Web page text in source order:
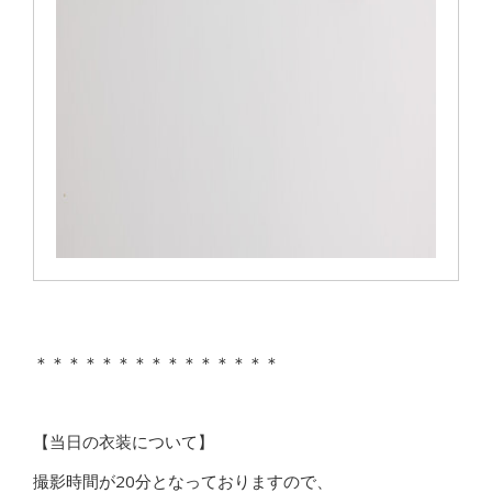
＊＊＊＊＊＊＊＊＊＊＊＊＊＊＊
【当日の衣装について】
撮影時間が20分となっておりますので、